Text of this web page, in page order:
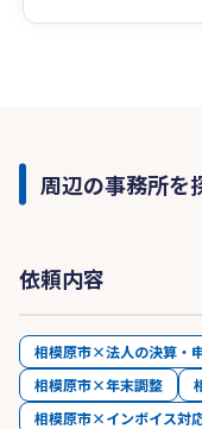
周辺の事務所を
依頼内容
相模原市×法人の決算・
相模原市×年末調整
相模原市×インボイス対